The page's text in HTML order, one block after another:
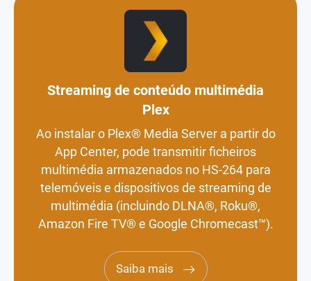
Streaming de conteúdo multimédia
Plex
Ao instalar o Plex® Media Server a partir do
App Center, pode transmitir ficheiros
multimédia armazenados no HS-264 para
telemóveis e dispositivos de streaming de
multimédia (incluindo DLNA®, Roku®,